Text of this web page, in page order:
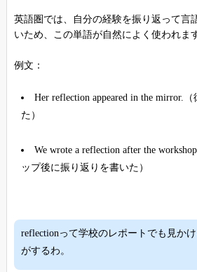
英語圏では、自分の経験を振り返って言
いため、この単語が自然によく使われま
例文：
Her reflection appeared in the mirror.
た）
We wrote a reflection after the
ップ後に振り返りを書いた）
reflectionって学校のレポートでも見か
がするわ。